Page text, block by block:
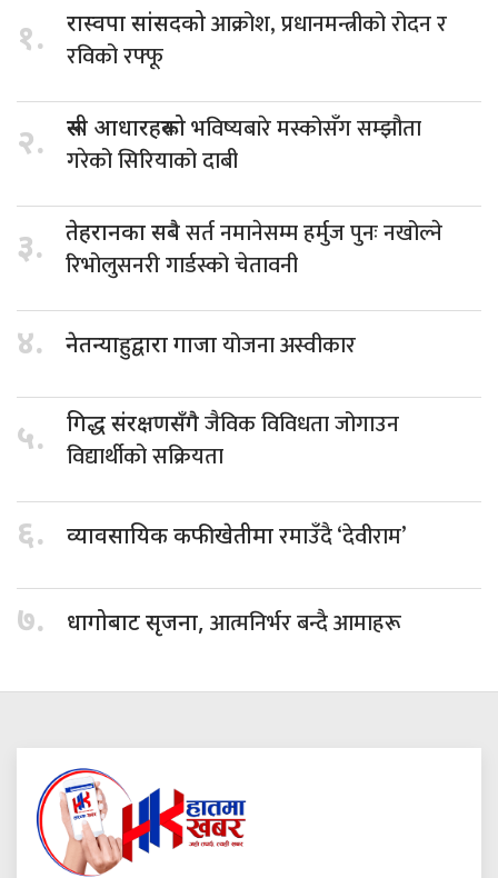
१. रास्वपा सांसदकोआक्रोश, प्रधानमन्त्रीको रोदन र
रविको रफ्फू
२. रूसी आधारहरूकोभविष्यबारे मस्कोसँग सम्झौता
गरेको सिरियाको दाबी
३. तेहरानका सबैसर्त नमानेसम्म हर्मुज पुनः नखोल्ने
रिभोलुसनरी गार्डस्को चेतावनी
४. नेतन्याहुद्वारा गाजायोजना अस्वीकार
५. गिद्ध संरक्षणसँगैजैविक विविधता जोगाउन
विद्यार्थीको सक्रियता
६. व्यावसायिक कफीखेतीमारमाउँदै ‘देवीराम’
७. धागोबाट सृजना, आत्मनिर्भर बन्दै आमाहरू